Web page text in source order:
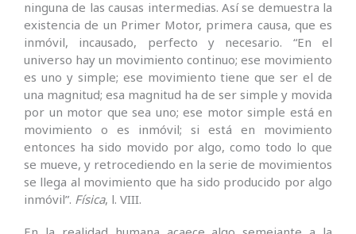
ninguna de las causas intermedias. Así se demuestra la
existencia de un Primer Motor, primera causa, que es
inmóvil, incausado, perfecto y necesario. “En el
universo hay un movimiento continuo; ese movimiento
es uno y simple; ese movimiento tiene que ser el de
una magnitud; esa magnitud ha de ser simple y movida
por un motor que sea uno; ese motor simple está en
movimiento o es inmóvil; si está en movimiento
entonces ha sido movido por algo, como todo lo que
se mueve, y retrocediendo en la serie de movimientos
se llega al movimiento que ha sido producido por algo
inmóvil”. Física, l. VIII.